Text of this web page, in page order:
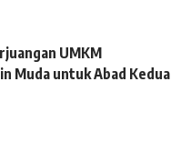
UMKM
Muda untuk Abad Kedua